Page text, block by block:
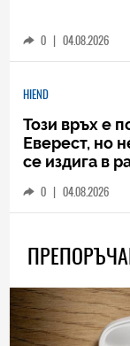
0 | 04.08.2026
HIEND
Този връх е
Еверест, но
се издига в
0 | 04.08.2026